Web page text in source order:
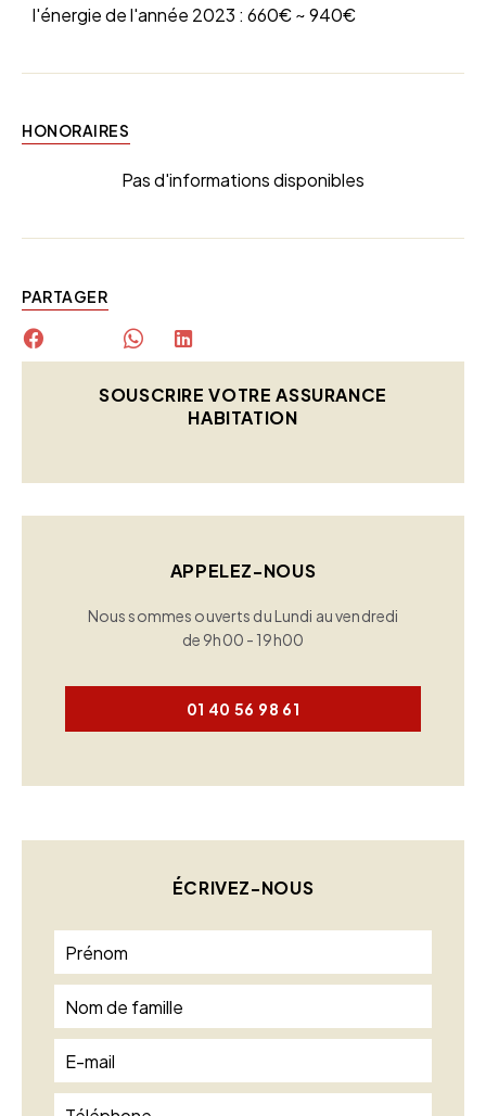
l'énergie de l'année 2023 : 660€ ~ 940€
HONORAIRES
Pas d'informations disponibles
PARTAGER
SOUSCRIRE VOTRE ASSURANCE
HABITATION
APPELEZ-NOUS
Nous sommes ouverts du Lundi au vendredi
de 9h00 - 19h00
01 40 56 98 61
ÉCRIVEZ-NOUS